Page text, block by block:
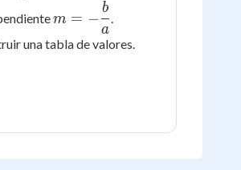
\dfrac{b}
{a}
m = −
a
b
una tabla de valores.